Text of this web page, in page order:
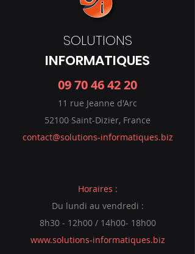
SOLUTIONS
INFORMATIQUES
09 70 46 42 20
11 rue Jeanne d'Arc
52100 Saint-Dizier, France
contact@solutions-informatiques.biz
Horaires :
Du lundi au vendredi :
8h30 - 12h00 / 14h00- 18h00
www.solutions-informatiques.biz